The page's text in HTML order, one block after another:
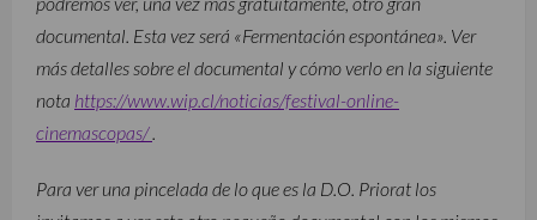
documental. Esta vez será «Fermentación espontánea». Ver
más detalles sobre el documental y cómo verlo en la siguiente
nota https://www.wip.cl/noticias/festival-online-
cinemascopas/.
Para ver una pincelada de lo que es la D.O. Priorat los